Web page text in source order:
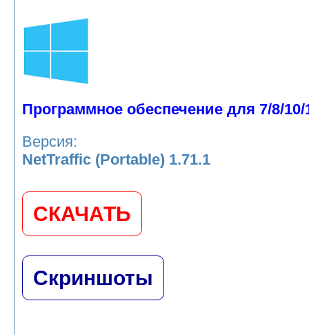
Программное обеспечение для 7/8/10/
Версия:
NetTraffic (Portable) 1.71.1
СКАЧАТЬ
Скриншоты